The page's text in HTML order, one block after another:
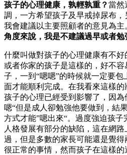
孩子的心理健康，孰輕孰重？當然
調，一方希望孩子及早戒掉尿布，
我會建議以主要照顧者的意見為主
角度來說，我是不建議過早或者
什麼叫做對孩子的心理健康有不
或者你家的孩子是這樣的，好不
子，一到“嗯嗯”的時候就一定要
面才能順利完成。在我看來這樣的
孩子的心理已經受到影響了，因
嗯“但是成人卻勉強他要做到，結
方式才能”嗯出來“。過度強迫孩
人格發展有部分的缺陷，這在網
過，但是多數的家長可能還是覺
很正常的事情，然而孩子在這樣的